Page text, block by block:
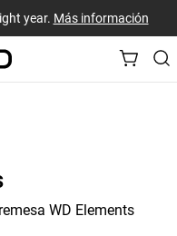
year. Más información
WD Elements